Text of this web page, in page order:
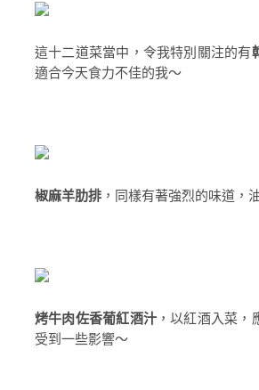
這十二道菜當中，令我特別關注的有
適合今天食力不佳的我～
椒麻羊肋排 ，同樣有著強烈的味道，
烤牛肉佐香葡紅酒汁 ，以紅酒入菜
受到一些影響～